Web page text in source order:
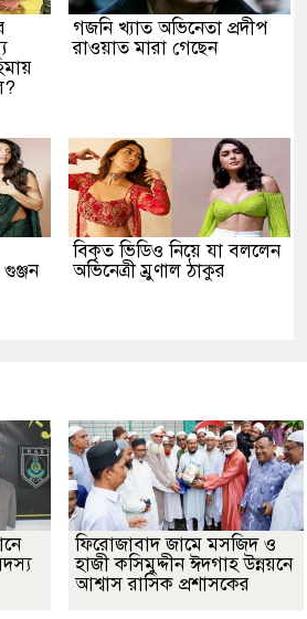
গজনি খ্যাত অভিনেতা প্রদীপ
রাওয়াত মারা গেছেন
বিকৃত ভিডিও নিয়ে যা বললেন
অভিনেত্রী ম্রুণাল ঠাকুর
ফিরোজাবাদ জামে মসজিদ ও
হাজী কসিমুদ্দীন ঈদগাহ উন্নয়নে
আশ্বাস রাসিক প্রশাসকের